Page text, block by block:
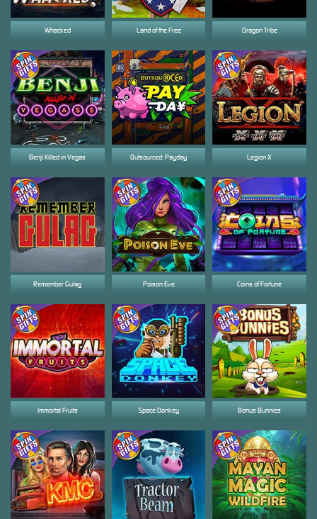
Outsourced: Payday
Space Donkey
Land of the Free
Benji Killed in Vegas
Poison Eve
Dragon Tribe
Immortal Fruits
Coins of Fortune
Legion X
Bonus Bunnies
Whacked
Remember Gulag